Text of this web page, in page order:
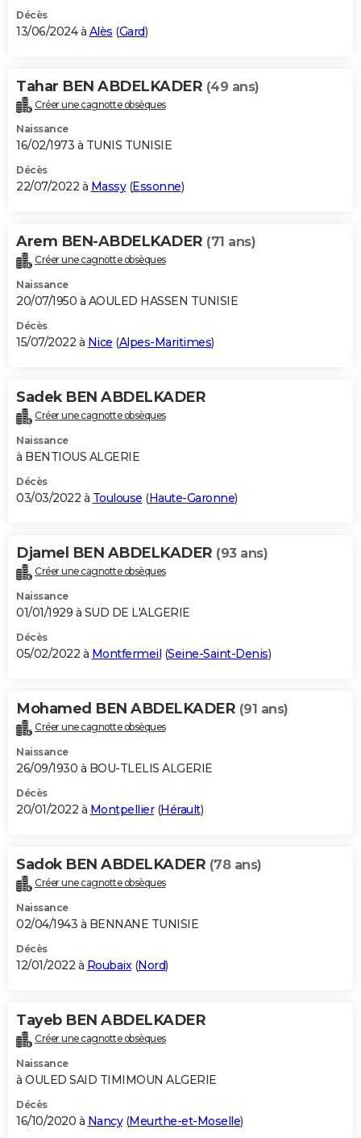
Décès
13/06/2024 à Alès (Gard)
Tahar BEN ABDELKADER (49 ans)
Créer une cagnotte obsèques
Naissance
16/02/1973 à TUNIS TUNISIE
Décès
22/07/2022 à Massy(Essonne)
Arem BEN-ABDELKADER (71 ans)
Créer une cagnotte obsèques
Naissance
20/07/1950 à AOULED HASSEN TUNISIE
Décès
15/07/2022 à Nice (Alpes-Maritimes)
Sadek BEN ABDELKADER
Créer une cagnotte obsèques
Naissance
à BENTIOUS ALGERIE
Décès
03/03/2022 à Toulouse (Haute-Garonne)
Djamel BEN ABDELKADER (93 ans)
Créer une cagnotte obsèques
Naissance
01/01/1929 à SUD DE L'ALGERIE
Décès
05/02/2022 à Montfermeil (Seine-Saint-Denis)
Mohamed BEN ABDELKADER (91 ans)
Créer une cagnotte obsèques
Naissance
26/09/1930 à BOU-TLELIS ALGERIE
Décès
20/01/2022 à Montpellier(Hérault)
Sadok BEN ABDELKADER (78 ans)
Créer une cagnotte obsèques
Naissance
02/04/1943 à BENNANE TUNISIE
Décès
12/01/2022 à Roubaix(Nord)
Tayeb BEN ABDELKADER
Créer une cagnotte obsèques
Naissance
à OULED SAID TIMIMOUN ALGERIE
Décès
16/10/2020 à Nancy(Meurthe-et-Moselle)